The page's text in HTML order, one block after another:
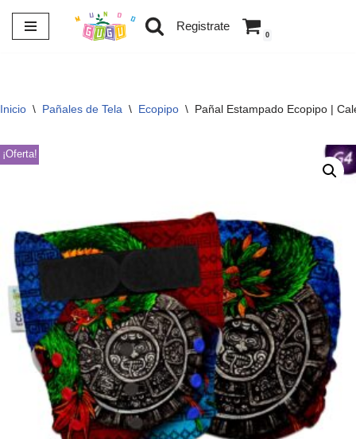
Saltar
Registrate
0
Inicio \ Pañales de Tela \ Ecopipo \ Pañal Estampado Ecopipo |
¡Oferta!